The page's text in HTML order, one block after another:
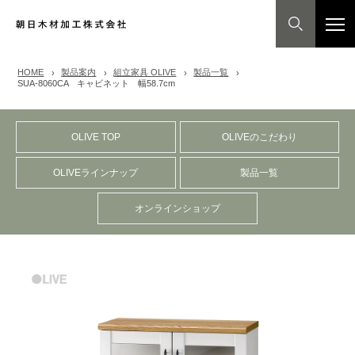
HOME 製品案内 組立家具 OLIVE
製品一覧
SUA-8060CA キャビネット 幅58.7cm
OLIVE TOP OLIVEのこだわり
OLIVEラインナップ 製品一覧
オンラインショップ